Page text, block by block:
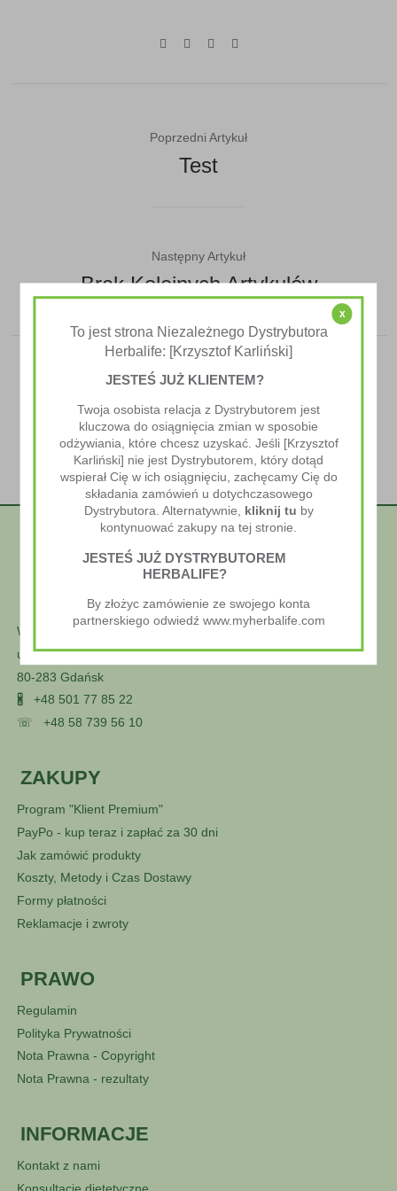
Poprzedni Artykuł
Test
Następny Artykuł
Brak Kolejnych Artykułów
Wellness Styl
ul. Głuszca 25
80-283 Gdańsk
🖁 +48 501 77 85 22
☏ +48 58 739 56 10
ZAKUPY
Program "Klient Premium"
PayPo - kup teraz i zapłać za 30 dni
Jak zamówić produkty
Koszty, Metody i Czas Dostawy
Formy płatności
Reklamacje i zwroty
PRAWO
Regulamin
Polityka Prywatności
Nota Prawna - Copyright
Nota Prawna - rezultaty
INFORMACJE
Kontakt z nami
x
To jest strona Niezależnego Dystrybutora
Herbalife: [Krzysztof Karliński]
JESTEŚ JUŻ KLIENTEM?
Twoja osobista relacja z Dystrybutorem jest
kluczowa do osiągnięcia zmian w sposobie
odżywiania, które chcesz uzyskać. Jeśli [Krzysztof
Karliński] nie jest Dystrybutorem, który dotąd
wspierał Cię w ich osiągnięciu, zachęcamy Cię do
składania zamówień u dotychczasowego
Dystrybutora. Alternatywnie, kliknij tu by
kontynuować zakupy na tej stronie.
JESTEŚ JUŻ DYSTRYBUTOREM
HERBALIFE?
By złożyc zamówienie ze swojego konta
partnerskiego odwiedź www.myherbalife.com